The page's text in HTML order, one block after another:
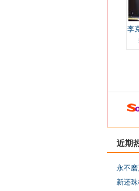
李
近期
永不
新还